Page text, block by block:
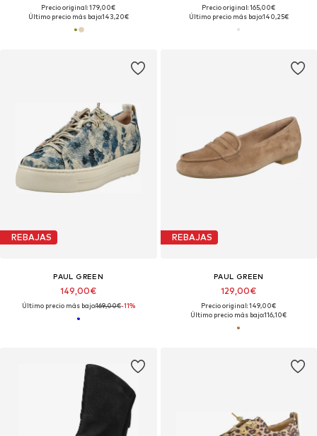
Precio original: 179,00€
Último precio más bajo:143,20€
Precio original: 165,00€
Último precio más bajo:140,25€
REBAJAS
PAUL GREEN
149,00€
Último precio más bajo:169,00€-11%
REBAJAS
PAUL GREEN
129,00€
Precio original: 149,00€
Último precio más bajo:116,10€